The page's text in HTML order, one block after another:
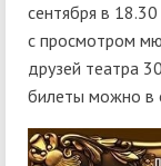
сентября в
с просмотром
друзей театра
билеты можно в